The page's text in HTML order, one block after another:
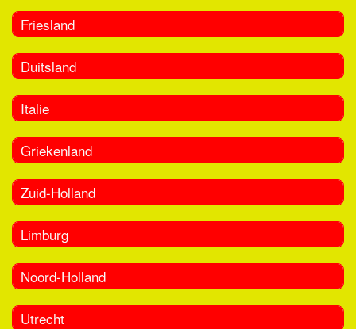
Friesland
Duitsland
Italie
Griekenland
Zuid-Holland
Limburg
Noord-Holland
Utrecht